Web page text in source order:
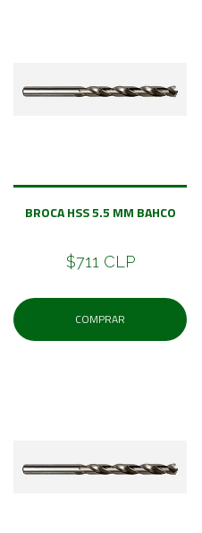
BROCA HSS 5.5 MM BAHCO
$711 CLP
COMPRAR